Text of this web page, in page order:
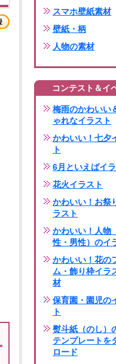
スマホ壁紙素材
壁紙・柄
人物の素材
コンテスト＆イ
梅雨のかわいい
ゃれなイラスト
かわいい！七夕
ト
6月といえばイ
花火イラスト
かわいい！お祭
ラスト
かわいい！人物
性・男性）のイ
かわいい！花の
ム・飾り枠イラ
材
保育園・園児の
ト
熨斗紙（のし）
テンプレートを
ロード